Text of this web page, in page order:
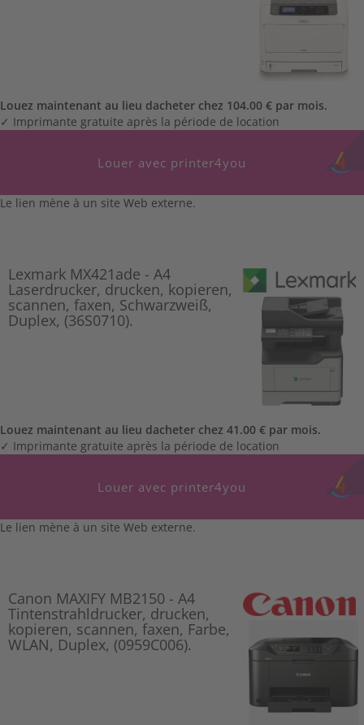
Louez maintenant au lieu dacheter chez 104.00 € par mois.
✓ Imprimante gratuite après la période de location
Louer avec printer4you
Le lien mène à un site Web externe.
Lexmark MX421ade - A4
Laserdrucker, drucken, kopieren,
scannen, faxen, Schwarzweiß,
Duplex, (36S0710).
Louez maintenant au lieu dacheter chez 41.00 € par mois.
✓ Imprimante gratuite après la période de location
Louer avec printer4you
Le lien mène à un site Web externe.
Canon MAXIFY MB2150 - A4
Tintenstrahldrucker, drucken,
kopieren, scannen, faxen, Farbe,
WLAN, Duplex, (0959C006).